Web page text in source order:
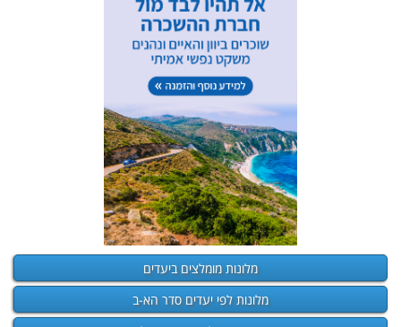
מלונות מומלצים ביעדים
מלונות לפי יעדים סדר הא-ב